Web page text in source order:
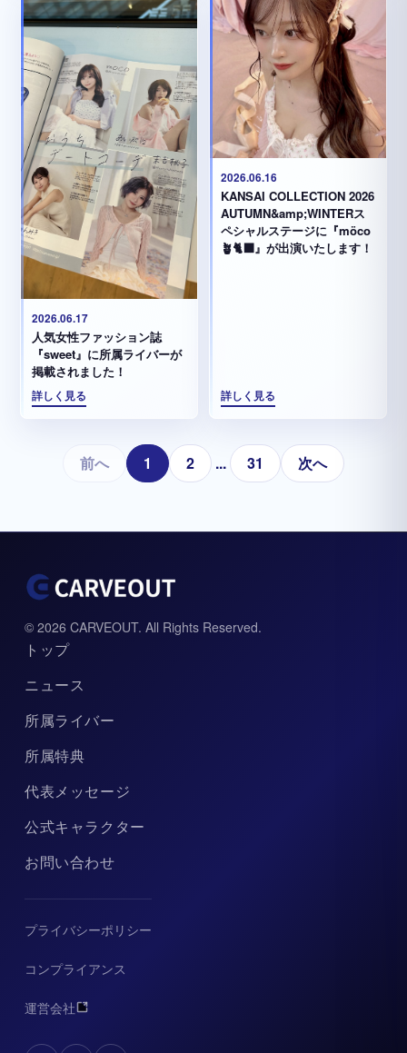
2026.06.17
人気女性ファッション誌
『sweet』に所属ライバーが
掲載されました！
詳しく見る
2026.06.16
KANSAI COLLECTION 2026
AUTUMN&amp;WINTERス
ペシャルステージに『möco
🪴🐈‍⬛』が出演いたします！
詳しく見る
前へ 1 2 ... 31 次へ
© 2026 CARVEOUT. All Rights Reserved.
トップ
ニュース
所属ライバー
所属特典
代表メッセージ
公式キャラクター
お問い合わせ
プライバシーポリシー
コンプライアンス
運営会社